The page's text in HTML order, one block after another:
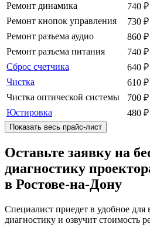
Ремонт динамика
740 ₽
Ремонт кнопок управления
730 ₽
Ремонт разъема аудио
860 ₽
Ремонт разъема питания
740 ₽
Сброс счетчика
640 ₽
Чистка
610 ₽
Чистка оптической системы
700 ₽
Юстировка
480 ₽
Показать весь прайс-лист
Оставьте заявку на
диагностику
в Ростове-на-Дону
Специалист приедет в удобное для
диагностику и озвучит стоимость